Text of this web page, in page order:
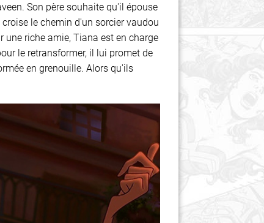
Son père souhaite qu'il épouse
le chemin d'un sorcier vaudou
riche amie, Tiana est en charge
le retransformer, il lui promet de
en grenouille. Alors qu'ils